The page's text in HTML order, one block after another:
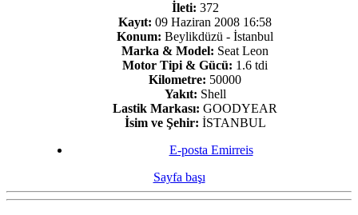
İleti: 372
Kayıt: 09 Haziran 2008 16:58
Konum: Beylikdüzü - İstanbul
Marka & Model: Seat Leon
Motor Tipi & Gücü: 1.6 tdi
Kilometre: 50000
Yakıt: Shell
Lastik Markası: GOODYEAR
İsim ve Şehir: İSTANBUL
E-posta Emirreis
Sayfa başı